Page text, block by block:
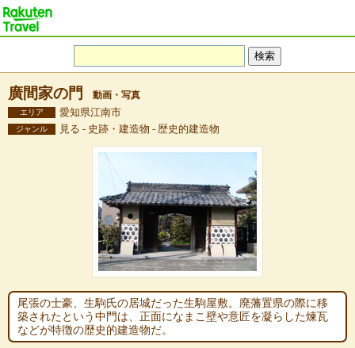
廣間家の門 動画・写真
エリア 愛知県江南市
ジャンル 見る - 史跡・建造物 - 歴史的建造物
尾張の士豪、生駒氏の居城だった生駒屋敷。廃藩置県の際に移
築されたという中門は、正面になまこ壁や意匠を凝らした煉瓦
などが特徴の歴史的建造物だ。